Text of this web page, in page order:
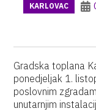
KARLOVAC
Gradska toplana
ponedjeljak 1.
poslovnim
unutarnjim